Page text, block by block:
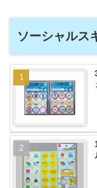
ソーシャルス